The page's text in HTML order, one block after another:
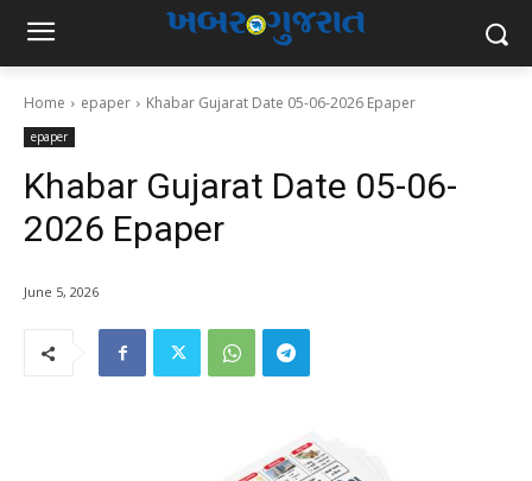
Home epaper Khabar Gujarat Date 05-06-2026 Epaper
epaper
Khabar Gujarat Date 05-06-
2026 Epaper
June 5, 2026